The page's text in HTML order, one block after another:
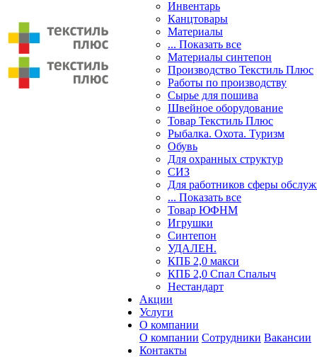
Инвентарь
Канцтовары
Материалы
... Показать все
Материалы синтепон
Производство Текстиль Плюс
Работы по производству
Сырье для пошива
Швейное оборудование
Товар Текстиль Плюс
Рыбалка. Охота. Туризм
Обувь
Для охранных структур
СИЗ
Для работников сферы
... Показать все
Товар ЮФНМ
Игрушки
Синтепон
УДАЛЕН.
КПБ 2,0 макси
КПБ 2,0 Спал Спалыч
Нестандарт
Акции
Услуги
О компании
О компании Сотрудники Вакансии
Контакты